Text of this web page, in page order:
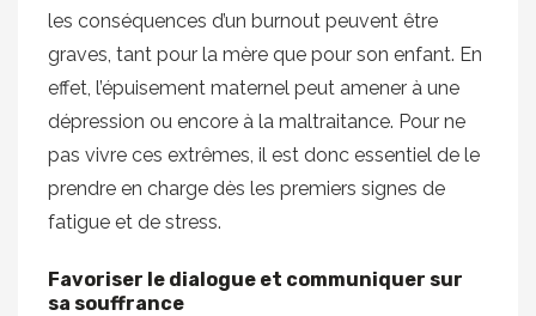
les conséquences d’un burnout peuvent être
graves, tant pour la mère que pour son enfant. En
effet, l’épuisement maternel peut amener à une
dépression ou encore à la maltraitance. Pour ne
pas vivre ces extrêmes, il est donc essentiel de le
prendre en charge dès les premiers signes de
fatigue et de stress.
Favoriser le dialogue et communiquer sur
sa souffrance